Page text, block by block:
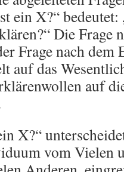
ein X?“
Die Frage
Frage nach dem
auf das
auf
X?“
vom Vielen